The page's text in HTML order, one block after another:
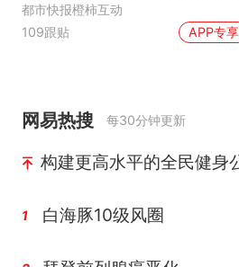
临时关闭，别跑空了
都市快报橙柿互动
109跟贴
APP专享
网易热搜 每30分钟更新
构建更高水平的全民健身
1 白海豚10级风圈